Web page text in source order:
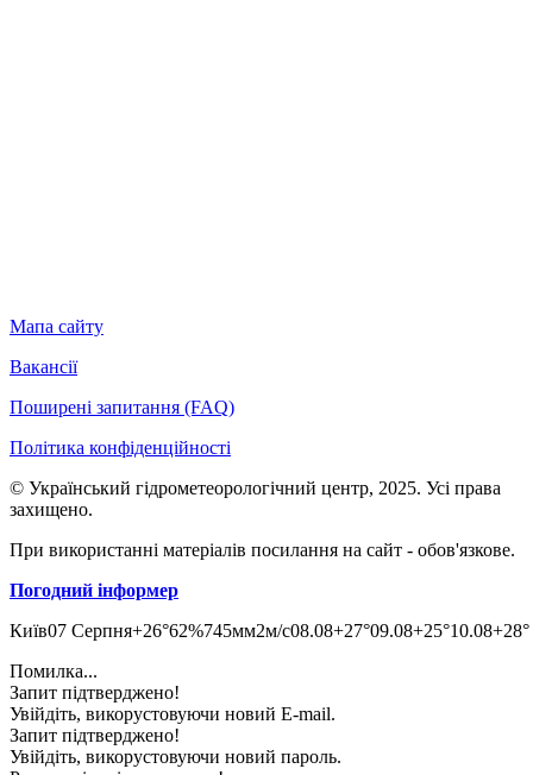
Мапа сайту
Вакансії
Поширені запитання (FAQ)
Політика конфіденційності
© Український гідрометеорологічний центр, 2025. Усі права
захищено.
При використанні матеріалів посилання на сайт - обов'язкове.
Погодний інформер
Київ07 Серпня+26°62%745мм2м/c08.08+27°09.08+25°10.08+28°
Помилка...
Запит підтверджено!
Увійдіть, викорустовуючи новий E-mail.
Запит підтверджено!
Увійдіть, викорустовуючи новий пароль.